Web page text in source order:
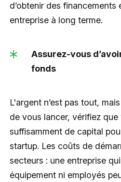
d’obtenir des
entreprise à long terme.
Assurez-vous
fonds
L'argent n’est pas tout,
de vous lancer, vérifiez que
suffisamment de capital
startup. Les coûts de
secteurs : une entreprise
équipement ni employés